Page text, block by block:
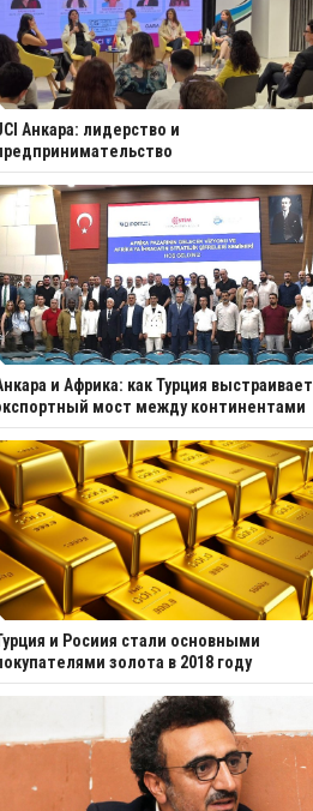
Анкара: лидерство и
и Африка: как Турция выстраивает
мост между континентами
и Росиия стали основными
золота в 2018 году